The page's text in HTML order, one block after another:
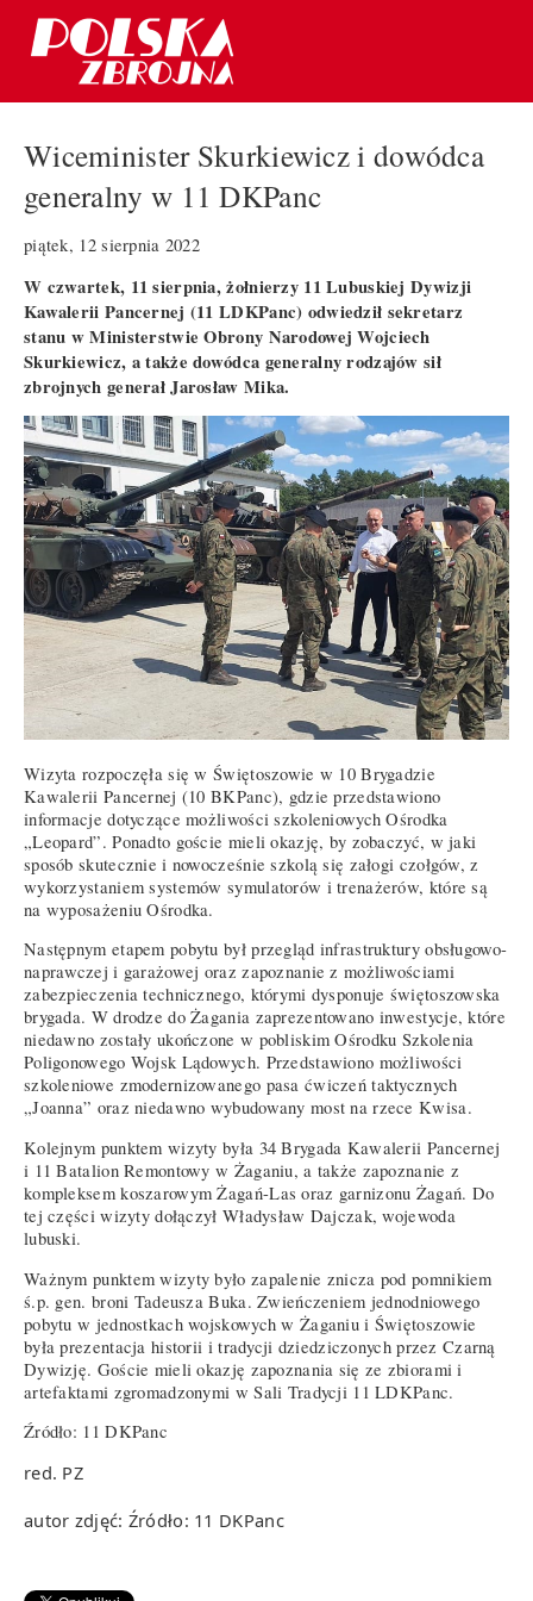
Wiceminister Skurkiewicz i dowódca
generalny w 11 DKPanc
piątek, 12 sierpnia 2022
W czwartek, 11 sierpnia, żołnierzy 11 Lubuskiej Dywizji
Kawalerii Pancernej (11 LDKPanc) odwiedził sekretarz
stanu w Ministerstwie Obrony Narodowej Wojciech
Skurkiewicz, a także dowódca generalny rodzajów sił
zbrojnych generał Jarosław Mika.
Wizyta rozpoczęła się w Świętoszowie w 10 Brygadzie
Kawalerii Pancernej (10 BKPanc), gdzie przedstawiono
informacje dotyczące możliwości szkoleniowych Ośrodka
„Leopard”. Ponadto goście mieli okazję, by zobaczyć, w jaki
sposób skutecznie i nowocześnie szkolą się załogi czołgów, z
wykorzystaniem systemów symulatorów i trenażerów, które są
na wyposażeniu Ośrodka.
Następnym etapem pobytu był przegląd infrastruktury obsługowo-
naprawczej i garażowej oraz zapoznanie z możliwościami
zabezpieczenia technicznego, którymi dysponuje świętoszowska
brygada. W drodze do Żagania zaprezentowano inwestycje, które
niedawno zostały ukończone w pobliskim Ośrodku Szkolenia
Poligonowego Wojsk Lądowych. Przedstawiono możliwości
szkoleniowe zmodernizowanego pasa ćwiczeń taktycznych
„Joanna” oraz niedawno wybudowany most na rzece Kwisa.
Kolejnym punktem wizyty była 34 Brygada Kawalerii Pancernej
i 11 Batalion Remontowy w Żaganiu, a także zapoznanie z
kompleksem koszarowym Żagań-Las oraz garnizonu Żagań. Do
tej części wizyty dołączył Władysław Dajczak, wojewoda
lubuski.
Ważnym punktem wizyty było zapalenie znicza pod pomnikiem
ś.p. gen. broni Tadeusza Buka. Zwieńczeniem jednodniowego
pobytu w jednostkach wojskowych w Żaganiu i Świętoszowie
była prezentacja historii i tradycji dziedziczonych przez Czarną
Dywizję. Goście mieli okazję zapoznania się ze zbiorami i
artefaktami zgromadzonymi w Sali Tradycji 11 LDKPanc.
Źródło: 11 DKPanc
red. PZ
autor zdjęć: Źródło: 11 DKPanc